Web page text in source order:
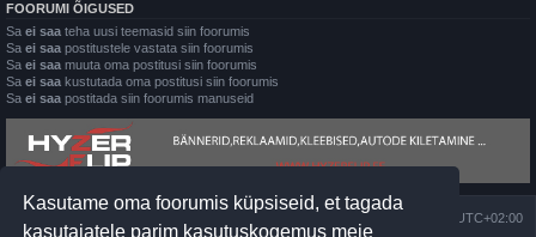
Kasutame oma foorumis küpsiseid, et tagada
kasutajatele parim kasutuskogemus meie
FOORUMI ÕIGUSED
Sa ei saa teha uusi teemasid siin foorumis
Sa ei saa postitustele vastata siin foorumis
Sa ei saa muuta oma postitusi siin foorumis
Sa ei saa kustutada oma postitusi siin foorumis
Sa ei saa postitada siin foorumis manuseid
UTC+02:00